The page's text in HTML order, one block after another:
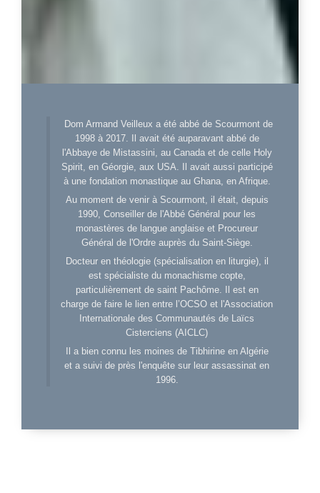
Dom Armand Veilleux a été abbé de Scourmont de
1998 à 2017. Il avait été auparavant abbé de
l'Abbaye de Mistassini, au Canada et de celle Holy
Spirit, en Géorgie, aux USA. Il avait aussi participé
à une fondation monastique au Ghana, en Afrique.
Au moment de venir à Scourmont, il était, depuis
1990, Conseiller de l'Abbé Général pour les
monastères de langue anglaise et Procureur
Général de l'Ordre auprès du Saint-Siège.
Docteur en théologie (spécialisation en liturgie), il
est spécialiste du monachisme copte,
particulièrement de saint Pachôme. Il est en
charge de faire le lien entre l’OCSO et l'Association
Internationale des Communautés de Laïcs
Cisterciens (AICLC)
Il a bien connu les moines de Tibhirine en Algérie
et a suivi de près l'enquête sur leur assassinat en
1996.